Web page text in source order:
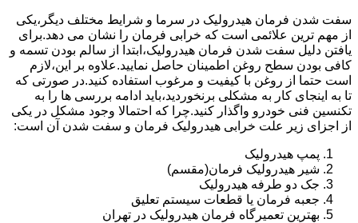
سفت شدن فرمان هیدرولیک در سرما و شرایط مختلف دیگر،یکی
از مهم ترین علائمی است که خرابی فرمان را نشان می دهد.برای
یافتن دلیل سفت شدن فرمان هیدرولیک،ابتدا از سالم بودن تسمه و
کافی بودن سطح روغن اطمینان حاصل نمایید.علاوه بر این،لازم
است حتما از روغن با کیفیت و مرغوب استفاده کنید.در صورتی که
تا به اینجای کار به مشکلی برنخوردید،باید ادامه بررسی ها را به
تکنسین فنی خودرو واگذار کنید.چرا که احتمالا وجود مشکل در یکی
از اجزای زیر علت خرابی هیدرولیک فرمان و سفت شدن آن است:
پمپ هیدرولیک
شیر هیدرولیک فرمان(مقسم)
جک دو طرفه هیدرولیک
جعبه فرمان یا قطعات سیستم تعلیق
بهترین تعمیرگاه فرمان هیدرولیک در تهران